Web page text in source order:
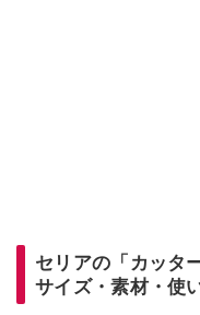
セリアの「カッタ
サイズ・素材・使